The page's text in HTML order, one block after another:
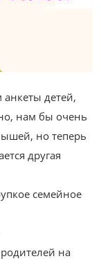
детей,
нам бы очень
но теперь
другая
семейное
на